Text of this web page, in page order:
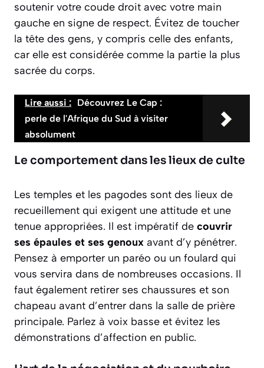
soutenir votre coude droit avec votre main
gauche en signe de respect. Évitez de toucher
la tête des gens, y compris celle des enfants,
car elle est considérée comme la partie la plus
sacrée du corps.
Lire aussi : Découvrez Le Cap :
perle de l'Afrique du Sud à visiter
absolument
Le comportement dans les lieux de culte
Les temples et les pagodes sont des lieux de
recueillement qui exigent une attitude et une
tenue appropriées. Il est impératif de couvrir
ses épaules et ses genoux avant d’y pénétrer.
Pensez à emporter un paréo ou un foulard qui
vous servira dans de nombreuses occasions. Il
faut également retirer ses chaussures et son
chapeau avant d’entrer dans la salle de prière
principale. Parlez à voix basse et évitez les
démonstrations d’affection en public.